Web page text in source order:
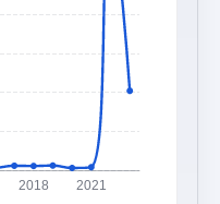
2018 2021